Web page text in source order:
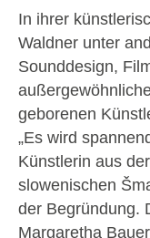
In ihrer
Waldner unter
Sounddesign,
geborenen
„Es wird
Künstlerin aus
slowenischen
der Begründung.
Margaretha